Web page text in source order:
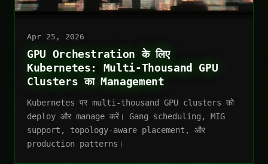
Apr 25, 2026
GPU Orchestration के लिए
Kubernetes: Multi-Thousand GPU
Clusters का Management
Kubernetes पर multi-thousand GPU clusters को
deploy और manage करें। Gang scheduling, MIG
support, topology-aware placement, और
production patterns।